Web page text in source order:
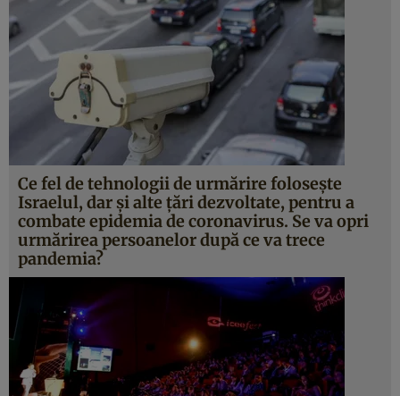
Ce fel de tehnologii de urmărire foloseşte
Israelul, dar şi alte ţări dezvoltate, pentru a
combate epidemia de coronavirus. Se va opri
urmărirea persoanelor după ce va trece
pandemia?